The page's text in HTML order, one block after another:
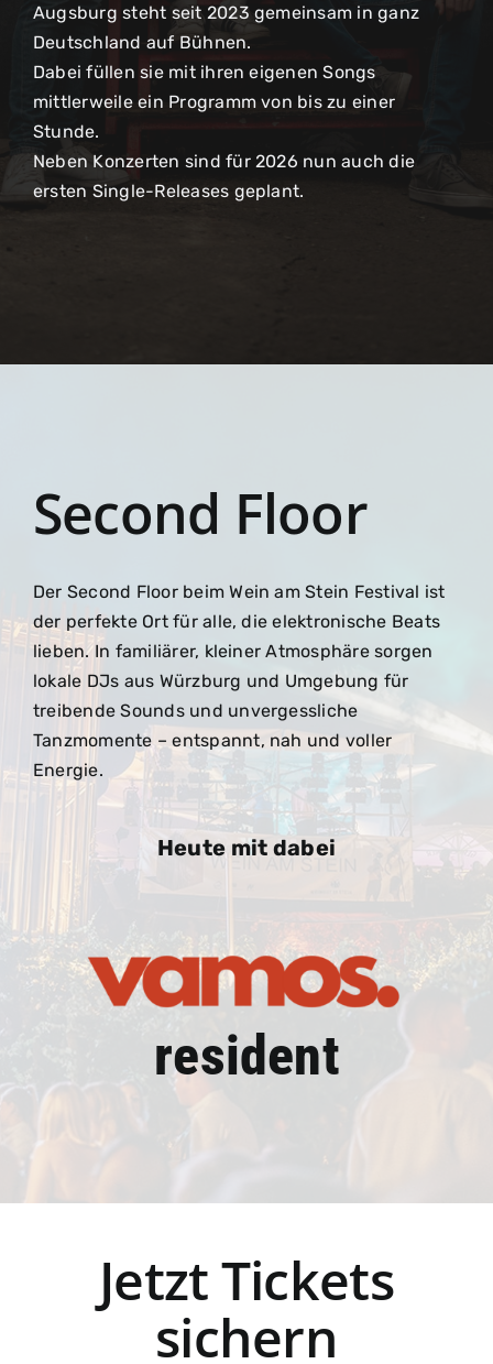
Augsburg steht seit 2023 gemeinsam in ganz
Deutschland auf Bühnen.
Dabei füllen sie mit ihren eigenen Songs
mittlerweile ein Programm von bis zu einer
Stunde.
Neben Konzerten sind für 2026 nun auch die
ersten Single-Releases geplant.
Second Floor
Der Second Floor beim Wein am Stein Festival ist
der perfekte Ort für alle, die elektronische Beats
lieben. In familiärer, kleiner Atmosphäre sorgen
lokale DJs aus Würzburg und Umgebung für
treibende Sounds und unvergessliche
Tanzmomente – entspannt, nah und voller
Energie.
Heute mit dabei
resident
Jetzt Tickets
sichern